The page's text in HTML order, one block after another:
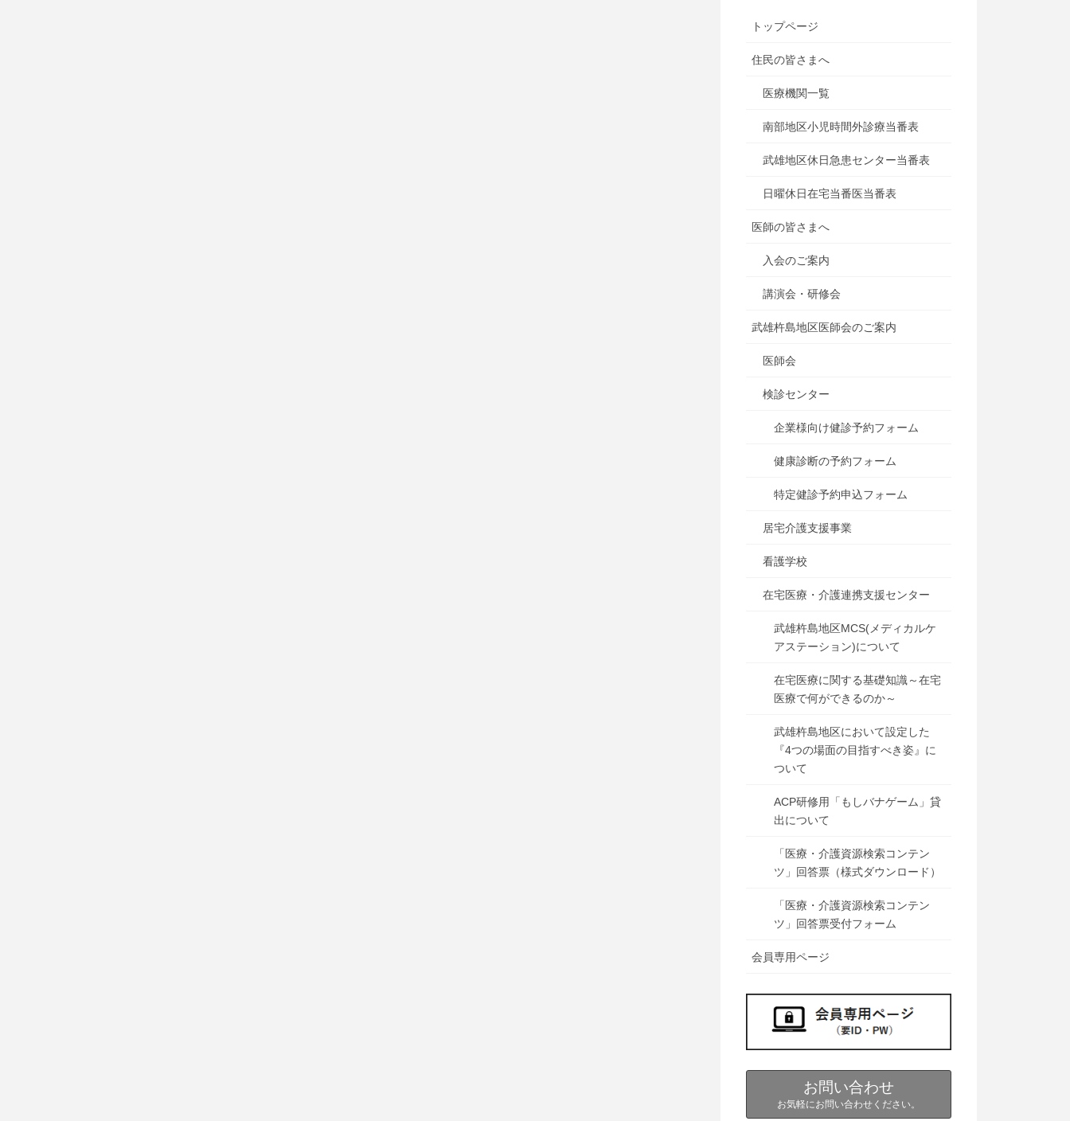
トップページ
住民の皆さまへ
医療機関一覧
南部地区小児時間外診療当番表
武雄地区休日急患センター当番表
日曜休日在宅当番医当番表
医師の皆さまへ
入会のご案内
講演会・研修会
武雄杵島地区医師会のご案内
医師会
検診センター
企業様向け健診予約フォーム
健康診断の予約フォーム
特定健診予約申込フォーム
居宅介護支援事業
看護学校
在宅医療・介護連携支援センター
武雄杵島地区MCS(メディカルケ
アステーション)について
在宅医療に関する基礎知識～在宅
医療で何ができるのか～
武雄杵島地区において設定した
『4つの場面の目指すべき姿』に
ついて
ACP研修用「もしバナゲーム」貸
出について
「医療・介護資源検索コンテン
ツ」回答票（様式ダウンロード）
「医療・介護資源検索コンテン
ツ」回答票受付フォーム
会員専用ページ
お問い合わせ
お気軽にお問い合わせください。